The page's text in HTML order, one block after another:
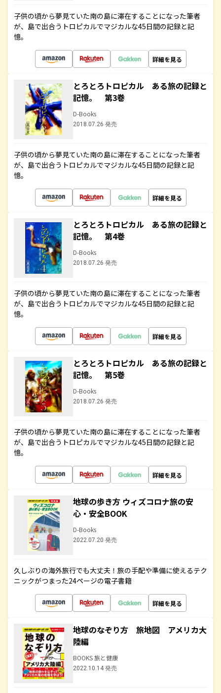
子供の頃から夢見ていた南の島に滞在することになった筆者
が、島で出合うトロピカルでマジカルな45日間の記録と記
憶。
詳細を見る
とろとろトロピカル ある旅の記録と
記憶。 第3巻
D-Books
2018.07.26 発売
子供の頃から夢見ていた南の島に滞在することになった筆者
が、島で出合うトロピカルでマジカルな45日間の記録と記
憶。
詳細を見る
とろとろトロピカル ある旅の記録と
記憶。 第4巻
D-Books
2018.07.26 発売
子供の頃から夢見ていた南の島に滞在することになった筆者
が、島で出合うトロピカルでマジカルな45日間の記録と記
憶。
詳細を見る
とろとろトロピカル ある旅の記録と
記憶。 第5巻
D-Books
2018.07.26 発売
子供の頃から夢見ていた南の島に滞在することになった筆者
が、島で出合うトロピカルでマジカルな45日間の記録と記
憶。
詳細を見る
地球の歩き方 ウィズコロナ旅の安
心・安全BOOK
D-Books
2022.07.20 発売
久しぶりの海外旅行でも大丈夫！旅の手配や準備に使えるテク
ニックがつまった24ページの電子書籍
詳細を見る
地球のなぞり方 旅地図 アメリカ大
陸編
BOOKS 旅と健康
2022.10.14 発売